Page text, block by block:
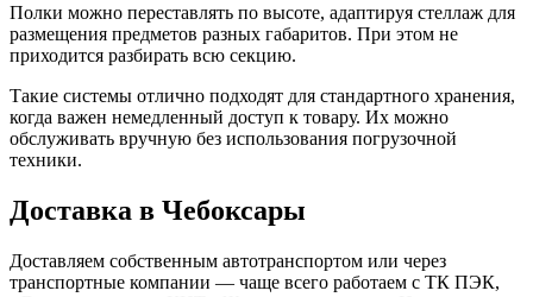
Полки можно переставлять по высоте, адаптируя стеллаж для
размещения предметов разных габаритов. При этом не
приходится разбирать всю секцию.
Такие системы отлично подходят для стандартного хранения,
когда важен немедленный доступ к товару. Их можно
обслуживать вручную без использования погрузочной
техники.
Доставка в Чебоксары
Доставляем собственным автотранспортом или через
транспортные компании — чаще всего работаем с ТК ПЭК,